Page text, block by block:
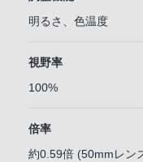
明るさ、色温度
視野率
100%
倍率
約0.59倍 (50mmレン